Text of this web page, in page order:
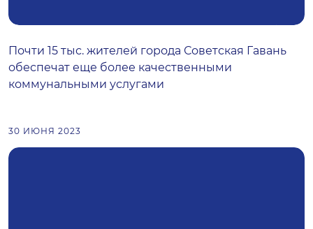
Почти 15 тыс. жителей города Советская Гавань
обеспечат еще более качественными
коммунальными услугами
30 ИЮНЯ 2023